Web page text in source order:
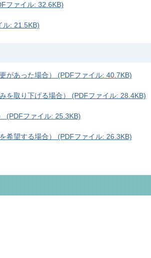
ファイル: 32.6KB)
ル: 21.5KB)
があった場合） (PDFファイル: 40.7KB)
を取り下げる場合） (PDFファイル: 28.4KB)
(PDFファイル: 25.3KB)
希望する場合） (PDFファイル: 26.3KB)